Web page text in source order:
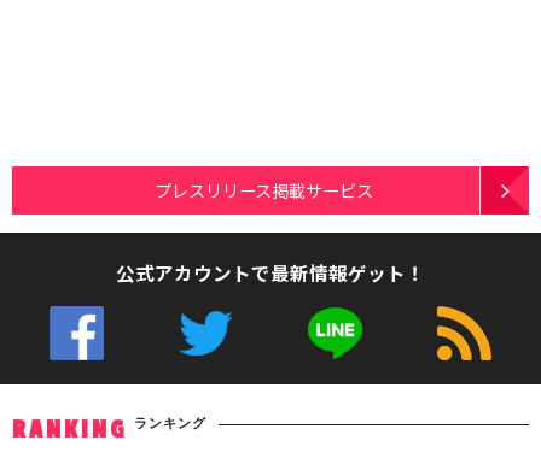
プレスリリース掲載サービス
公式アカウントで最新情報ゲット！
RANKING ランキング